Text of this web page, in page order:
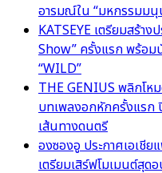
อารมณ์ใน “มหกรรมมนุ
KATSEYE เตรียมสร้า
Show” ครั้งแรก พร้อม
“WILD”
THE GENIUS พลิกโห
บทเพลงอกหักครั้งแรก
เส้นทางดนตรี
องซองอู ประกาศเอเชี
เตรียมเสิร์ฟโมเมนต์สุด